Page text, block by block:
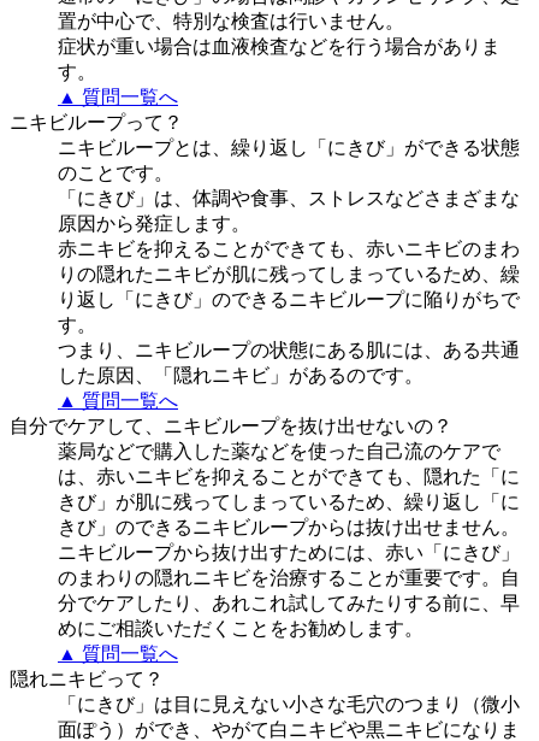
置が中心で、特別な検査は行いません。
症状が重い場合は血液検査などを行う場合がありま
す。
▲ 質問一覧へ
ニキビループって？
ニキビループとは、繰り返し「にきび」ができる状態
のことです。
「にきび」は、体調や食事、ストレスなどさまざまな
原因から発症します。
赤ニキビを抑えることができても、赤いニキビのまわ
りの隠れたニキビが肌に残ってしまっているため、繰
り返し「にきび」のできるニキビループに陥りがちで
す。
つまり、ニキビループの状態にある肌には、ある共通
した原因、「隠れニキビ」があるのです。
▲ 質問一覧へ
自分でケアして、ニキビループを抜け出せないの？
薬局などで購入した薬などを使った自己流のケアで
は、赤いニキビを抑えることができても、隠れた「に
きび」が肌に残ってしまっているため、繰り返し「に
きび」のできるニキビループからは抜け出せません。
ニキビループから抜け出すためには、赤い「にきび」
のまわりの隠れニキビを治療することが重要です。自
分でケアしたり、あれこれ試してみたりする前に、早
めにご相談いただくことをお勧めします。
▲ 質問一覧へ
隠れニキビって？
「にきび」は目に見えない小さな毛穴のつまり（微小
面ぽう）ができ、やがて白ニキビや黒ニキビになりま